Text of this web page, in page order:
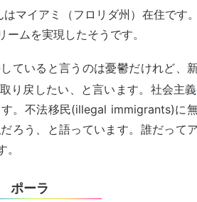
マイアミ（フロリダ州）在住です
ムを実現したそうです。
ていると言うのは憂鬱だけれど、
り戻したい、と言います。社会主義
。不法移民(illegal immigrants)に
ろう、と語っています。誰だって
ポーラ